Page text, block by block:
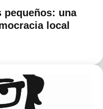
pequeños: una
local